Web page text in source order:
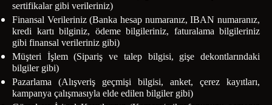
sertifikalar gibi verileriniz)
Finansal Verileriniz (Banka hesap numaranız, IBAN numaranız,
kredi kartı bilginiz, ödeme bilgileriniz, faturalama bilgileriniz
gibi finansal verileriniz gibi)
Müşteri İşlem (Sipariş ve talep bilgisi, gişe dekontlarındaki
bilgiler gibi)
Pazarlama (Alışveriş geçmişi bilgisi, anket, çerez kayıtları,
kampanya çalışmasıyla elde edilen bilgiler gibi)